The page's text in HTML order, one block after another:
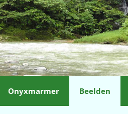
Onyxmarmer Beelden